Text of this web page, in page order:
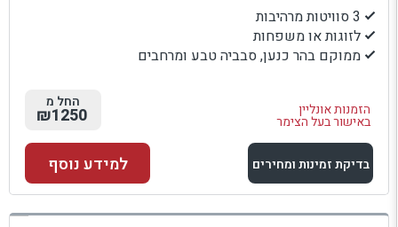
3 סוויטות מרהיבות
לזוגות או משפחות
ממוקם בהר כנען, סבביה טבע ומרחבים
הזמנות אונליין
באישור בעל הצימר
החל מ
₪1250
בדיקת זמינות ומחירים
למתחם זה
למידע נוסף